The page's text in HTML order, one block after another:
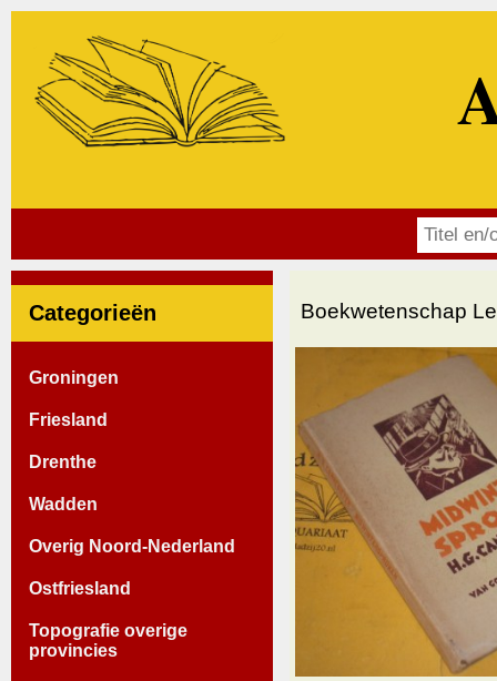
Categorieën
Groningen
Friesland
Drenthe
Wadden
Overig Noord-Nederland
Ostfriesland
Topografie overige
provincies
Boekwetenschap